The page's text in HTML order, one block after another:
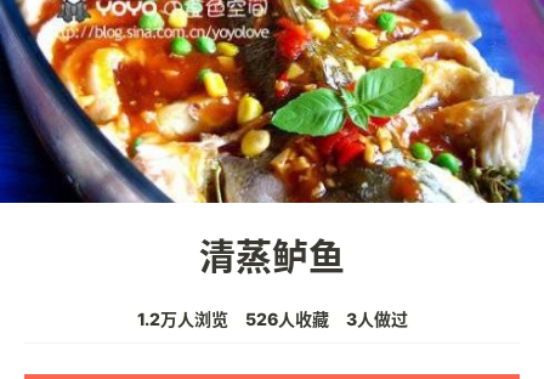
清蒸鲈鱼
1.2万人浏览 526人收藏 3人做过